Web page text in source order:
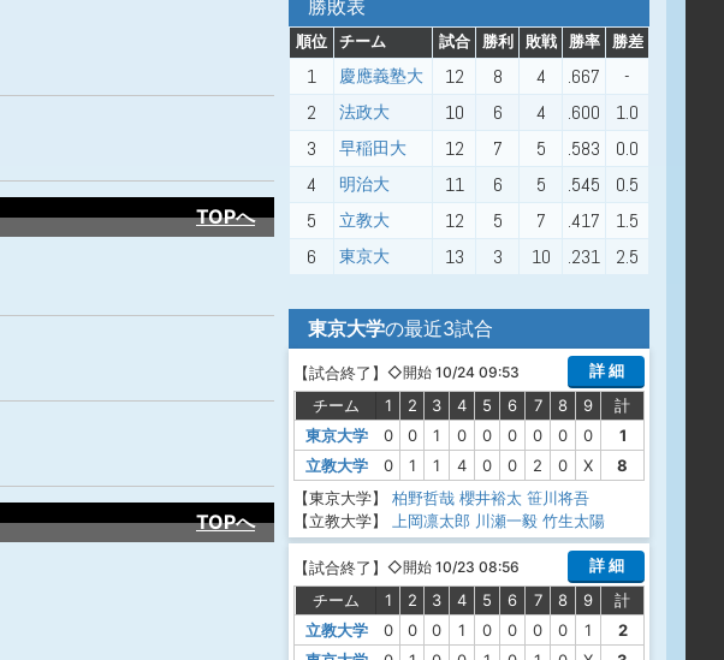
TOPへ
TOPへ
勝敗表
順位 チーム 試合 勝利 敗戦 勝率 勝差
1 慶應義塾大 12 8 4 .667
-
2
法政大 10 6 4 .600
1.0
3
早稲田大 12 7 5 .583
0.0
4
明治大 11 6 5 .545
0.5
5
立教大 12 5 7 .417
1.5
6
東京大 13 3 10 .231 2.5
東京大学の最近3試合
【試合終了】 ◇開始 10/24 09:53
詳 細
チーム
1 2 3 4 5 6 7 8 9
計
東京大学
0 0 1 0 0 0 0 0 0
1
立教大学
0 1 1 4 0 0 2 0 X
8
【東京大学】
柏野哲哉 櫻井裕太 笹川将吾
【立教大学】
上岡凛太郎 川瀬一毅 竹生太陽
【試合終了】 ◇開始 10/23 08:56
詳 細
チーム
1 2 3 4 5 6 7 8 9
計
立教大学
0 0 0 1 0 0 0 0 1
2